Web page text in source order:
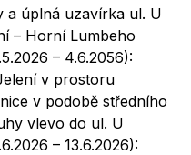
a úplná uzavírka ul. U
– Horní Lumbeho
– 4.6.2056):
v prostoru
v podobě středního
vlevo do ul. U
– 13.6.2026):